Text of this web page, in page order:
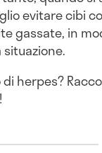
evitare cibi
gassate, in
herpes?